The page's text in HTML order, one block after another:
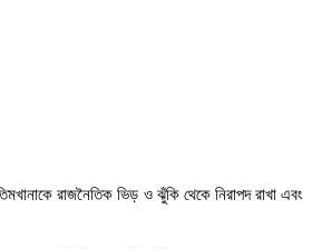
রাজনৈতিক ভিড় ও ঝুঁকি থেকে নিরাপদ রাখা এবং